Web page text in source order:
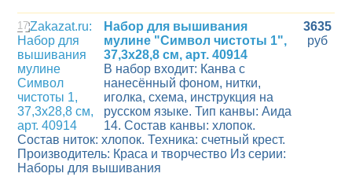
17
Набор для вышивания
мулине "Символ чистоты 1",
37,3х28,8 см, арт. 40914
В набор входит: Канва с
нанесённый фоном, нитки,
иголка, схема, инструкция на
русском языке. Тип канвы: Аида
14. Состав канвы: хлопок.
Состав ниток: хлопок. Техника: счетный крест.
Производитель: Краса и творчество Из серии:
Наборы для вышивания
3635
руб